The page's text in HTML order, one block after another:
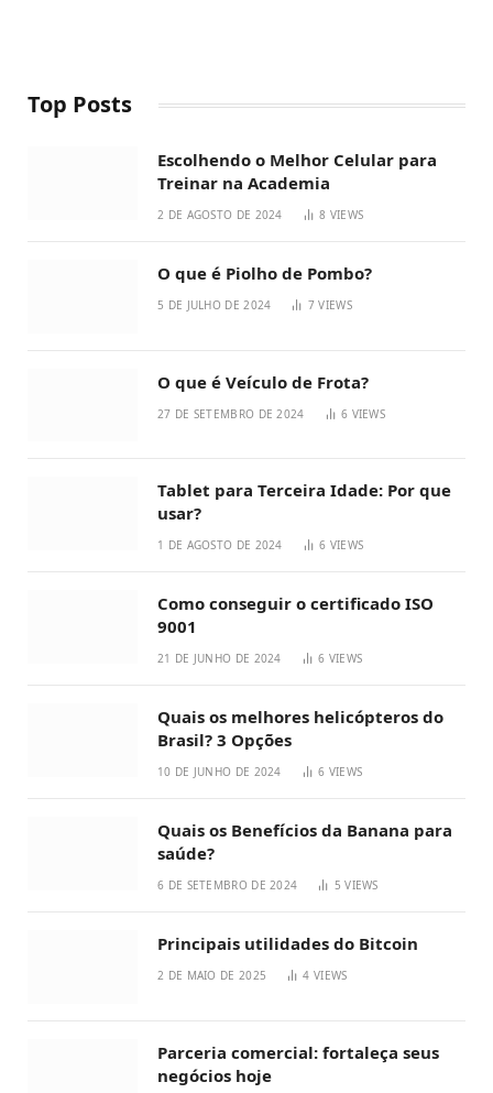
Top Posts
Escolhendo o Melhor Celular para
Treinar na Academia
2 DE AGOSTO DE 2024 8 VIEWS
O que é Piolho de Pombo?
5 DE JULHO DE 2024 7VIEWS
O que é Veículo de Frota?
27 DE SETEMBRO DE 2024 6 VIEWS
Tablet para Terceira Idade: Por que
usar?
1 DE AGOSTO DE 2024 6 VIEWS
Como conseguir o certificado ISO
9001
21 DE JUNHO DE 2024 6 VIEWS
Quais os melhores helicópteros do
Brasil? 3 Opções
10 DE JUNHO DE 2024 6 VIEWS
Quais os Benefícios da Banana para
saúde?
6 DE SETEMBRO DE 2024 5VIEWS
Principais utilidades do Bitcoin
2 DE MAIO DE 2025 4VIEWS
Parceria comercial: fortaleça seus
negócios hoje